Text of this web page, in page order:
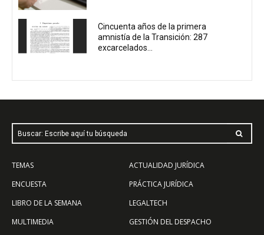
Cincuenta años de la primera
amnistía de la Transición: 287
excarcelados...
Buscar: Escribe aquí tu búsqueda
TEMAS
ENCUESTA
LIBRO DE LA SEMANA
MULTIMEDIA
ACTUALIDAD JURÍDICA
PRÁCTICA JURÍDICA
LEGALTECH
GESTIÓN DEL DESPACHO